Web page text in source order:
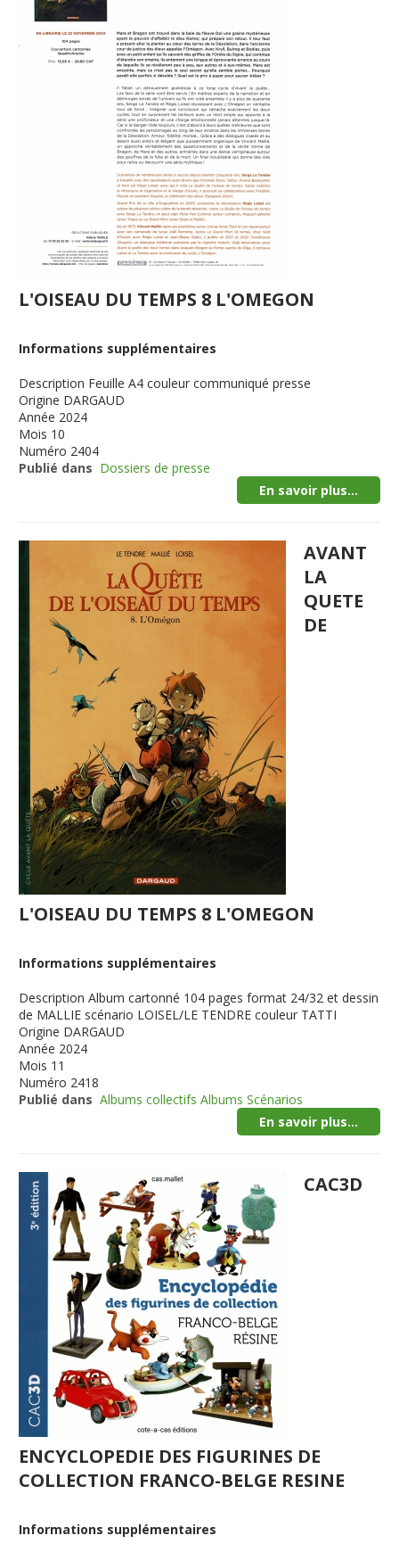
L'OISEAU DU TEMPS 8 L'OMEGON
Informations supplémentaires
Description Feuille A4 couleur communiqué presse
Origine DARGAUD
Année 2024
Mois 10
Numéro 2404
Publié dans Dossiers de presse
En savoir plus...
AVANT
LA
QUETE
DE
L'OISEAU DU TEMPS 8 L'OMEGON
Informations supplémentaires
Description Album cartonné 104 pages format 24/32 et dessin
de MALLIE scénario LOISEL/LE TENDRE couleur TATTI
Origine DARGAUD
Année 2024
Mois 11
Numéro 2418
Publié dans Albums collectifs Albums Scénarios
En savoir plus...
CAC3D
ENCYCLOPEDIE DES FIGURINES DE
COLLECTION FRANCO-BELGE RESINE
Informations supplémentaires